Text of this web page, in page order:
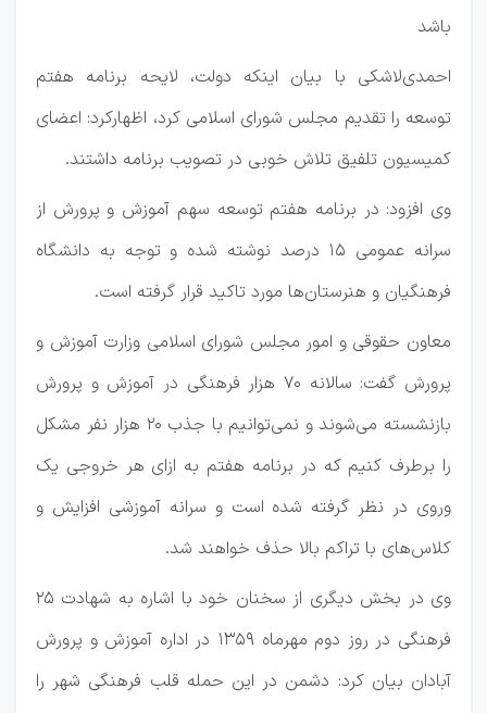
باشد
احمدی‌لاشکی با بیان اینکه دولت، لایحه برنامه هفتم
توسعه را تقدیم مجلس شورای اسلامی کرد، اظهارکرد: اعضای
کمیسیون تلفیق تلاش خوبی در تصویب برنامه داشتند.
وی افزود: در برنامه هفتم توسعه سهم آموزش و پرورش از
سرانه عمومی ۱۵ درصد نوشته شده و توجه به دانشگاه
فرهنگیان و هنرستان‌ها مورد تاکید قرار گرفته است.
معاون حقوقی و امور مجلس شورای اسلامی وزارت آموزش و
پرورش گفت: سالانه ۷۰ هزار فرهنگی در آموزش و پرورش
بازنشسته می‌شوند و نمی‌توانیم با جذب ۲۰ هزار نفر مشکل
را برطرف کنیم که در برنامه هفتم به ازای هر خروجی یک
وروی در نظر گرفته شده است و سرانه آموزشی افزایش و
کلاس‌های با تراکم بالا حذف خواهند شد.
وی در بخش دیگری از سخنان خود با اشاره به شهادت ۲۵
فرهنگی در روز دوم مهرماه ۱۳۵۹ در اداره آموزش و پرورش
آبادان بیان کرد: دشمن در این حمله قلب فرهنگی شهر را